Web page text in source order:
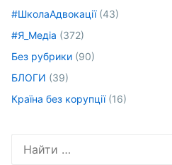
#ШколаАдвокації(43)
#Я_Медіа (372)
Без рубрики (90)
БЛОГИ (39)
Країна без корупції(16)